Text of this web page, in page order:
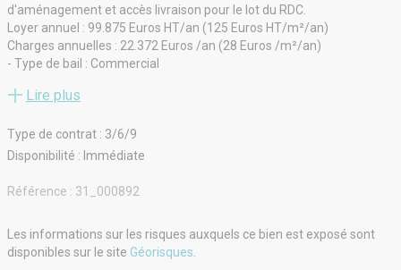
d'aménagement et accès livraison pour le lot du RDC.
Loyer annuel : 99.875 Euros HT/an (125 Euros HT/m²/an)
Charges annuelles : 22.372 Euros /an (28 Euros /m²/an)
- Type de bail : Commercial
- Préavis : 6 mois
- Indice : ILAT
- Indexation : Annuelle, date prise effet
- Loyers et charges : Trimestriels et d'avance
Lire plus
Type de contrat : 3/6/9
Disponibilité : Immédiate
Référence : 31_000892
Les informations sur les risques auxquels ce bien est exposé sont
disponibles sur le site Géorisques